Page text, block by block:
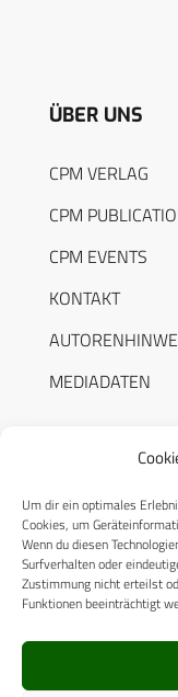
Um dir ein optimales
Cookies, um
Wenn du diesen
Surfverhalten oder
Zustimmung nicht erteilst
Funktionen beeinträchtigt
ÜBER UNS
CPM VERLAG
CPM
CPM EVENTS
KONTAKT
MEDIADATEN
RECHTLICHES
Cookie-Richtlinie